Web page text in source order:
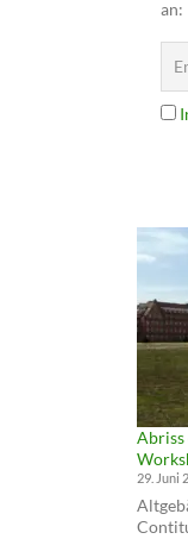
an:
Abriss
29. Juni